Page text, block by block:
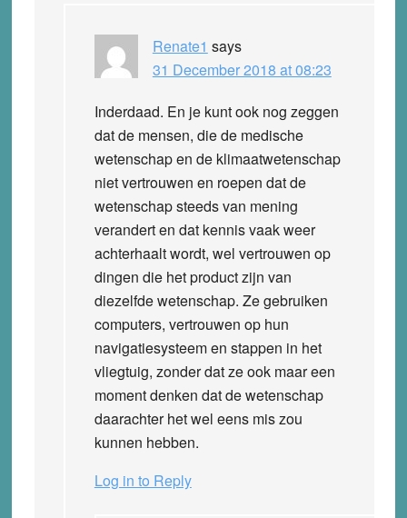
Renate1 says
31 December 2018 at 08:23
Inderdaad. En je kunt ook nog zeggen
dat de mensen, die de medische
wetenschap en de klimaatwetenschap
niet vertrouwen en roepen dat de
wetenschap steeds van mening
verandert en dat kennis vaak weer
achterhaalt wordt, wel vertrouwen op
dingen die het product zijn van
diezelfde wetenschap. Ze gebruiken
computers, vertrouwen op hun
navigatiesysteem en stappen in het
vliegtuig, zonder dat ze ook maar een
moment denken dat de wetenschap
daarachter het wel eens mis zou
kunnen hebben.
Log in to Reply